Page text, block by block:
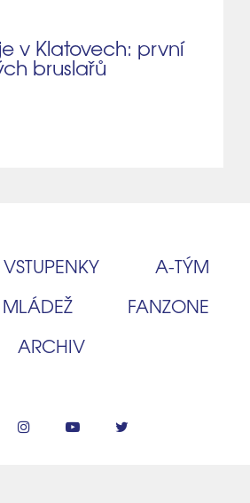
v Klatovech: první
bruslařů
VSTUPENKY
A‑TÝM
MLÁDEŽ
FANZONE
ARCHIV